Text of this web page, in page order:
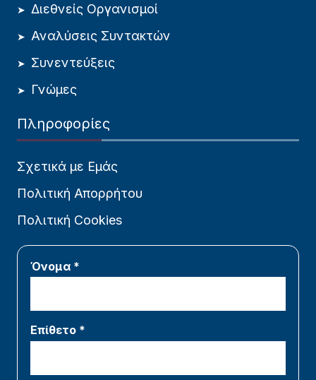
Διεθνείς Οργανισμοί
Αναλύσεις Συντακτών
Συνεντεύξεις
Γνώμες
Πληροφορίες
Σχετικά με Εμάς
Πολιτική Απορρήτου
Πολιτική Cookies
Όνομα *
Επίθετο *